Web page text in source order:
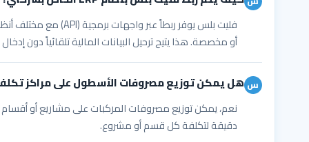
أو مخصصة. هذا يتيح ترحيل البيانات المالية تلقائياً دون
هل يمكن توزيع مصروفات الأسطول على مراكز
نعم، يمكن توزيع مصروفات المركبات على مشاريع أو أقسام
دقيقة لتكلفة كل قسم أو مشروع.